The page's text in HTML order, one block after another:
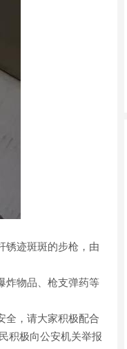
锈迹斑斑的步枪，由
炸物品、枪支弹药等
全，请大家积极配合
积极向公安机关举报